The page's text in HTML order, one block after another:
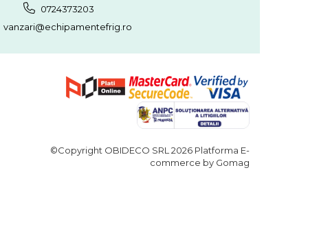
0724373203
vanzari@echipamentefrig.ro
©Copyright OBIDECO SRL 2026 Platforma E-
commerce by Gomag